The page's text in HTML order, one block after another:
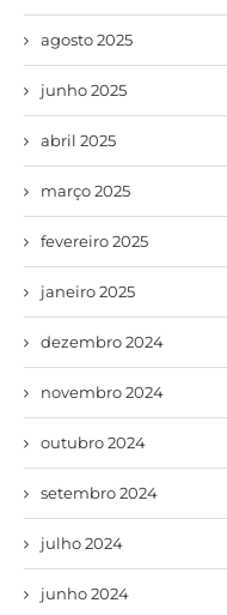
agosto 2025
junho 2025
abril 2025
março 2025
fevereiro 2025
janeiro 2025
dezembro 2024
novembro 2024
outubro 2024
setembro 2024
julho 2024
junho 2024